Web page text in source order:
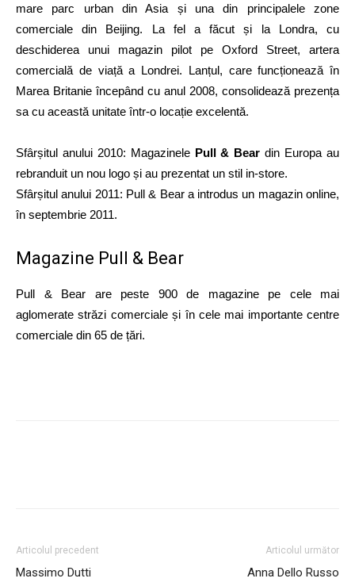
mare parc urban din Asia și una din principalele zone
comerciale din Beijing. La fel a făcut și la Londra, cu
deschiderea unui magazin pilot pe Oxford Street, artera
comercială de viață a Londrei. Lanțul, care funcționează în
Marea Britanie începând cu anul 2008, consolidează prezența
sa cu această unitate într-o locație excelentă.
Sfârșitul anului 2010: Magazinele Pull & Bear din Europa au
rebranduit un nou logo și au prezentat un stil in-store.
Sfârșitul anului 2011: Pull & Bear a introdus un magazin online,
în septembrie 2011.
Magazine Pull & Bear
Pull & Bear are peste 900 de magazine pe cele mai
aglomerate străzi comerciale și în cele mai importante centre
comerciale din 65 de țări.
Articolul precedent
Massimo Dutti
Articolul următor
Anna Dello Russo